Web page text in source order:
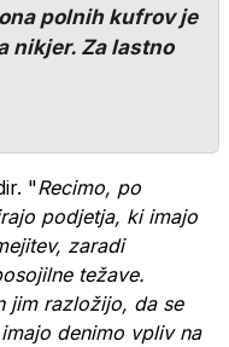
polnih kufrov je
nikjer. Za lastno
"Recimo, po
podjetja, ki imajo
zaradi
težave.
jim razložijo, da se
denimo vpliv na